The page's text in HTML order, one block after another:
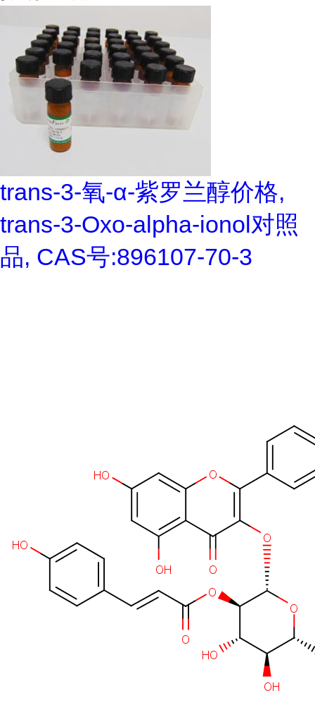
trans-3-氧-α-紫罗兰醇价格,
trans-3-Oxo-alpha-ionol对照
品, CAS号:896107-70-3